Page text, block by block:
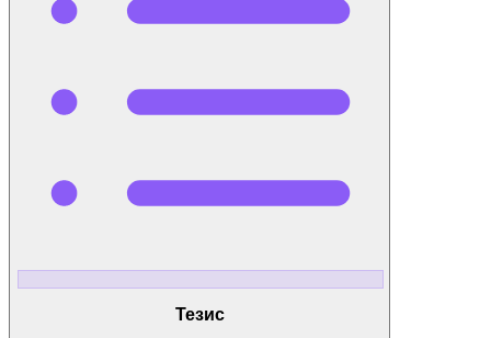
Тезис